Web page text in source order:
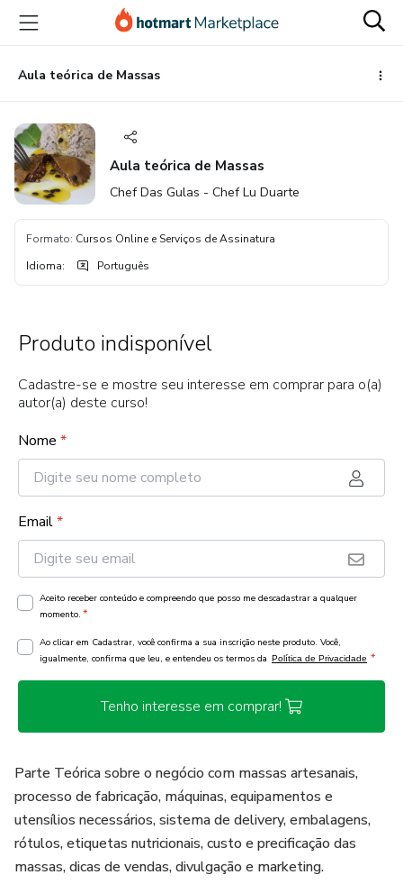
para
conteúdo
principal
para
pagamento
para
rodapé
Aula teórica de Massas
Aula teórica de Massas
Chef Das Gulas - Chef Lu Duarte
Formato: Cursos Online e Serviços de Assinatura
Idioma: Português
Produto indisponível
Cadastre-se e mostre seu interesse em comprar para o(a)
autor(a) deste curso!
Nome *
Email*
Aceito receber conteúdo e compreendo que posso me descadastrar a qualquer
momento. *
Ao clicar em Cadastrar, você confirma a sua inscrição neste produto. Você,
igualmente, confirma que leu, e entendeu os termos da Política de Privacidade *
Tenho interesse em comprar!
Parte Teórica sobre o negócio com massas artesanais,
processo de fabricação, máquinas, equipamentos e
utensílios necessários, sistema de delivery, embalagens,
rótulos, etiquetas nutricionais, custo e precificação das
massas, dicas de vendas, divulgação e marketing.